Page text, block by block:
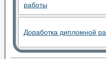
работы
Доработка дипломной